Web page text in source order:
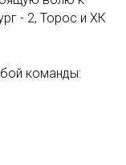
- 2, Торос и ХК
команды: